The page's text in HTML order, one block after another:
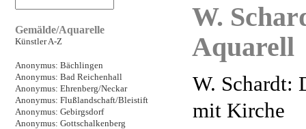
Gemälde/Aquarelle
Künstler A-Z
Anonymus: Bächlingen
Anonymus: Bad Reichenhall
Anonymus: Ehrenberg/Neckar
Anonymus: Flußlandschaft/Bleistift
Anonymus: Gebirgsdorf
Anonymus: Gottschalkenberg
W.
Aquarell
W. Schardt:
mit Kirche